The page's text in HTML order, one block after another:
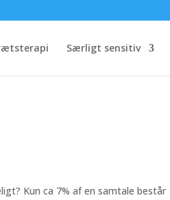
Særligt sensitiv
Kun ca 7% af en samtale består